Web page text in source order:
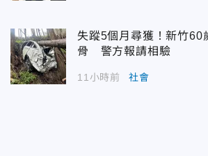
失蹤5個月尋獲！新竹60
骨 警方報請相驗
11小時前 社會